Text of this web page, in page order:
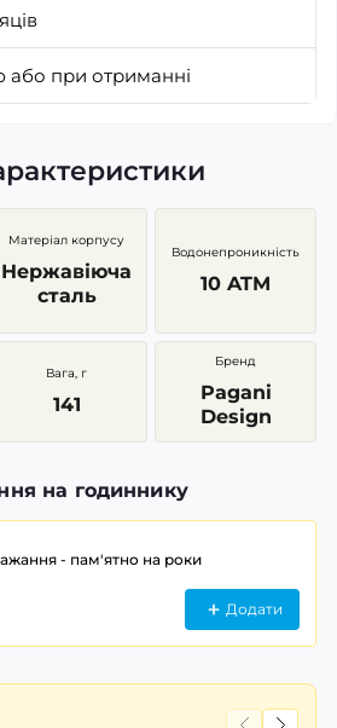
або при отриманні
Матеріал корпусу
Нержавіюча
сталь
Водонепроникність
10 ATM
Вага, г
141
Бренд
Pagani
Design
на годиннику
- пам'ятно на роки
Додати